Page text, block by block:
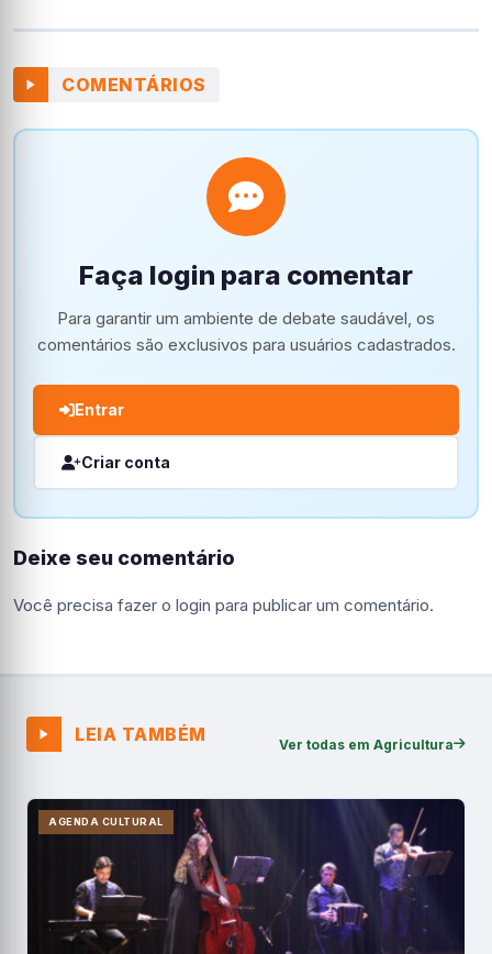
COMENTÁRIOS
Faça login para comentar
Para garantir um ambiente de debate saudável, os
comentários são exclusivos para usuários cadastrados.
Entrar
Criar conta
Deixe seu comentário
Você precisa fazer o login para publicar um comentário.
LEIA TAMBÉM Ver todas em Agricultura
AGENDA CULTURAL